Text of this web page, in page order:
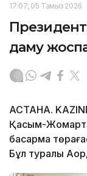
17:07, 05 Тамыз 2026
Президент
даму
АСТАНА.
Қасым-Жомарт
басқарма
Бұл туралы